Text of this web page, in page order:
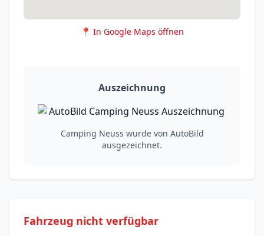
📍 In Google Maps öffnen
Auszeichnung
Camping Neuss wurde von AutoBild
ausgezeichnet.
Fahrzeug nicht verfügbar